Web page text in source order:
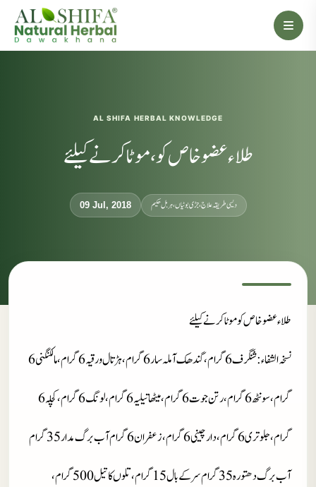
AL SHIFA HERBAL KNOWLEDGE
طلاء عضو خاص کو، موٹا کرنے کیلئے
09 Jul, 2018 دیسی طریقہ علاج، جڑی بوٹیاں، ہربل حکیم
طلاء عضو خاص کو موٹا کرنے کیلئے
نسخہ الشفاء
: شنگرف 6 گرام، گندھک آملہ سار 6 گرام، ہڑتال ورقیہ 6 گرام، مالکنگنی 6
گرام، سونٹھ 6 گرام، رتن جوت 6 گرام، میٹھا تیلیہ 6 گرام، لونگ 6 گرام، کچلہ 6
گرام، جلوتری 6 گرام، دار چینی 6 گرام، زعفران 6 گرام آب برگ مدار 35 گرام
آب برگ دھتورہ 35 گرام سر کے بال 15 گرام، تلوں کا تیل 500 گرام،